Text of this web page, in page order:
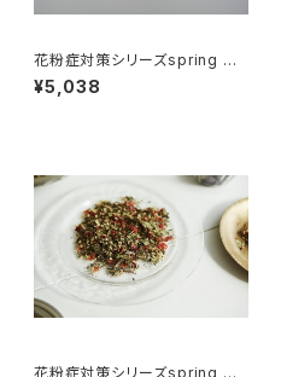
花粉症対策シリーズspring ギ
フトセット
¥5,038
花粉症対策シリーズspring ハ